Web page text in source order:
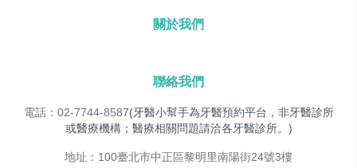
關於我們
聯絡我們
電話：02-7744-8587(牙醫小幫手為牙醫預約平台，非牙醫診所
或醫療機構；醫療相關問題請洽各牙醫診所。)
地址：100臺北市中正區黎明里南陽街24號3樓